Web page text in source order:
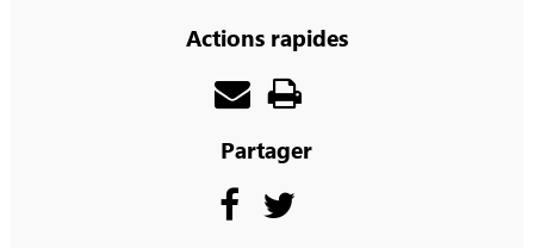
Actions rapides
Partager